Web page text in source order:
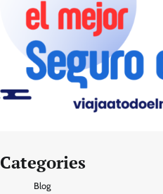
Categories
Blog